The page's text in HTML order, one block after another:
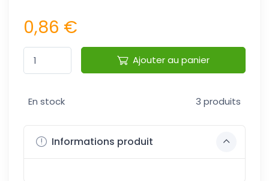
0,86 €
Ajouter au panier
En stock 3 produits
Informations produit